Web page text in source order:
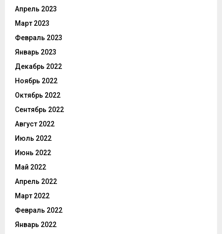
Апрель 2023
Март 2023
Февраль 2023
Январь 2023
Декабрь 2022
Ноябрь 2022
Октябрь 2022
Сентябрь 2022
Август 2022
Июль 2022
Июнь 2022
Май 2022
Апрель 2022
Март 2022
Февраль 2022
Январь 2022